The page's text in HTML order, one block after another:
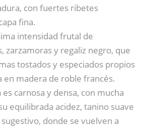
con fuertes ribetes
fina.
intensidad frutal de
zarzamoras y regaliz negro, que
tostados y especiados propios
en madera de roble francés.
carnosa y densa, con mucha
equilibrada acidez, tanino suave
donde se vuelven a